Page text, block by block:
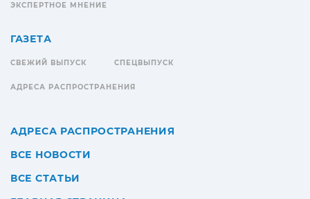
ЭКСПЕРТНОЕ МНЕНИЕ
ГАЗЕТА
СВЕЖИЙ ВЫПУСК СПЕЦВЫПУСК
АДРЕСА РАСПРОСТРАНЕНИЯ
АДРЕСА РАСПРОСТРАНЕНИЯ
ВСЕ НОВОСТИ
ВСЕ СТАТЬИ